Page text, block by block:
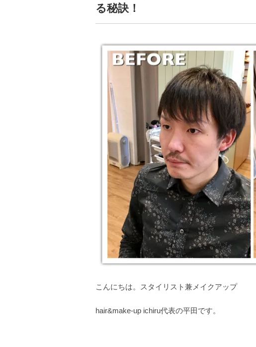
る秘訣！
こんにちは。スタイリスト兼メイクアップ
hair&make-up ichiru代表の平田です。